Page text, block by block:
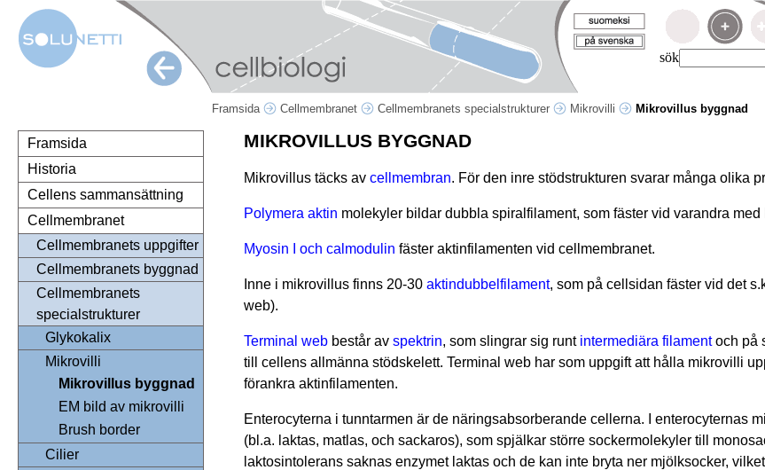
sök
Framsida Cellmembranet Cellmembranets specialstrukturer Mikrovilli Mikrovillus byggnad
Framsida
Historia
Cellens sammansättning
Cellmembranet
Cellmembranets uppgifter
Cellmembranets byggnad
Cellmembranets
specialstrukturer
Glykokalix
Mikrovilli
Mikrovillus byggnad
EM bild av mikrovilli
Brush border
Cilier
MIKROVILLUS BYGGNAD
Mikrovillus täcks av cellmembran. För den inre stödstrukturen svarar många olika
Polymera aktin molekyler bildar dubbla spiralfilament, som fäster vid varandra med
Myosin I och calmodulin fäster aktinfilamenten vid cellmembranet.
Inne i mikrovillus finns 20-30 aktindubbelfilament, som på cellsidan fäster vid det
web).
Terminal web består av spektrin, som slingrar sig runt intermediära filamentoch på
till cellens allmänna stödskelett. Terminal web har som uppgift att hålla mikrovilli
förankra aktinfilamenten.
Enterocyterna i tunntarmen är de näringsabsorberande cellerna. I enterocyternas
(bl.a. laktas, matlas, och sackaros), som spjälkar större sockermolekyler till
laktosintolerans saknas enzymet laktas och de kan inte bryta ner mjölksocker,